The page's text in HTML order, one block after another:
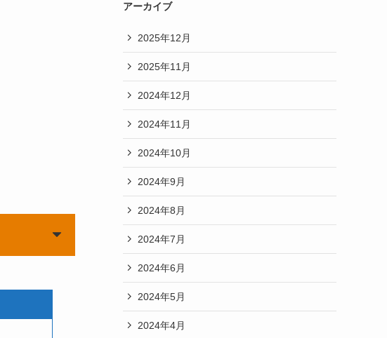
アーカイブ
2025年12月
2025年11月
2024年12月
2024年11月
2024年10月
2024年9月
2024年8月
2024年7月
2024年6月
2024年5月
2024年4月